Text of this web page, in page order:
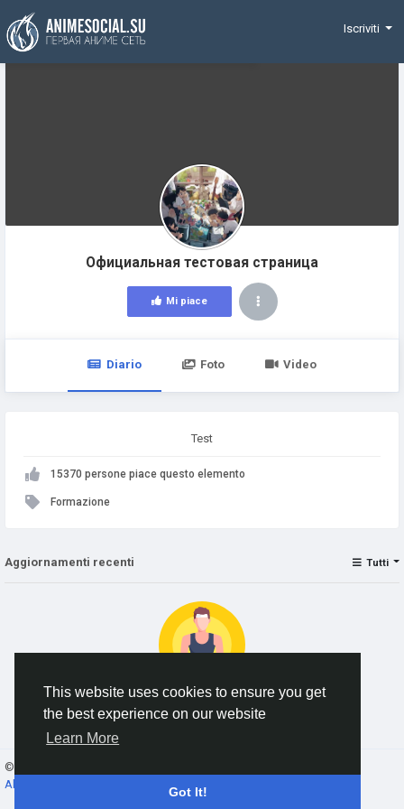
This website uses cookies to ensure you get
the best experience on our website
Learn More
Got It!
Funding
Iscriviti
Официальная тестовая страница
Mi piace
Diario Foto Video
Test
15370 persone piace questo elemento
Formazione
Aggiornamenti recenti Tutti
No data to show
© 2026 AnimeSocial.SU - Первая аниме сеть!
About
Privacy